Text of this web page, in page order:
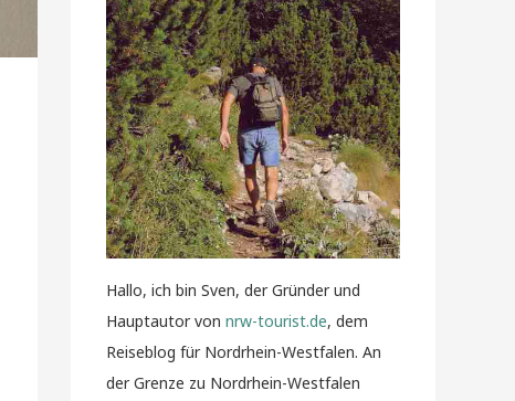
Hallo, ich bin Sven, der Gründer und
Hauptautor von nrw-tourist.de, dem
Reiseblog für Nordrhein-Westfalen. An
der Grenze zu Nordrhein-Westfalen